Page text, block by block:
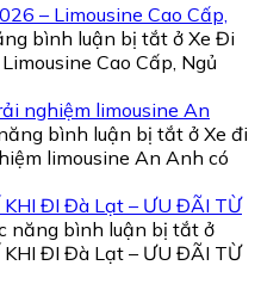
– Limousine Cao Cấp,
bình luận bị tắtở Xe Đi
Cao Cấp, Ngủ
nghiệm limousine An
bình luận bị tắtở Xe đi
limousine An Anh có
KHI ĐI Đà Lạt – ƯU ĐÃI TỪ
năng bình luận bị tắtở
KHI ĐI Đà Lạt – ƯU ĐÃI TỪ